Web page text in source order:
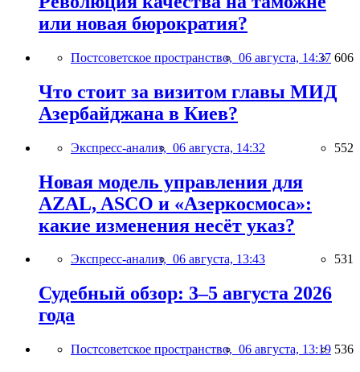
или новая бюрократия?
Постсоветское пространство, 06 августа, 14:37 606
Что стоит за визитом главы МИД
Азербайджана в Киев?
Экспресс-анализ, 06 августа, 14:32 552
Новая модель управления для
AZAL, ASCO и «Азеркосмоса»:
какие изменения несёт указ?
Экспресс-анализ, 06 августа, 13:43 531
Судебный обзор: 3–5 августа 2026
года
Постсоветское пространство, 06 августа, 13:19 536